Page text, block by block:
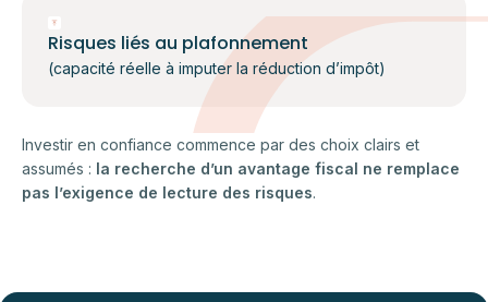
Risques liés au plafonnement
(capacité réelle à imputer la réduction d’impôt)
Investir en confiance commence par des choix clairs et
assumés : la recherche d’un avantage fiscal ne remplace
pas l’exigence de lecture des risques.